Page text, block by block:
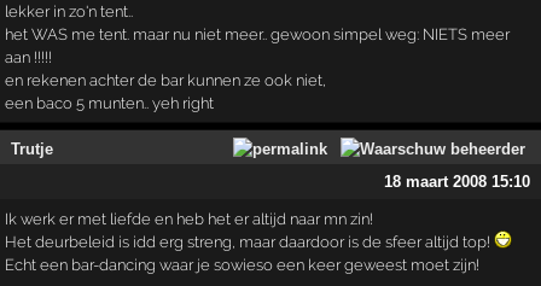
lekker in zo'n tent..
het WAS me tent. maar nu niet meer.. gewoon simpel weg: NIETS meer
aan !!!!!
en rekenen achter de bar kunnen ze ook niet,
een baco 5 munten.. yeh right
Trutje
18 maart 2008 15:10
Ik werk er met liefde en heb het er altijd naar mn zin!
Het deurbeleid is idd erg streng, maar daardoor is de sfeer altijd top!
Echt een bar-dancing waar je sowieso een keer geweest moet zijn!